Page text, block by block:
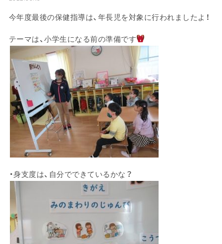
今年度最後の保健指導は、年長児を対象に行われましたよ！
テーマは、小学生になる前の準備です
・身支度は、自分でできているかな？